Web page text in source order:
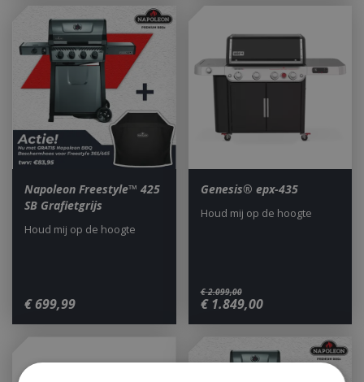
Napoleon Freestyle™ 425
SB Grafietgrijs
€699,99
Houd mij op de hoogte
Genesis® epx-435
€ 2.099,00
€ 1.849,00
Houd mij op de hoogte